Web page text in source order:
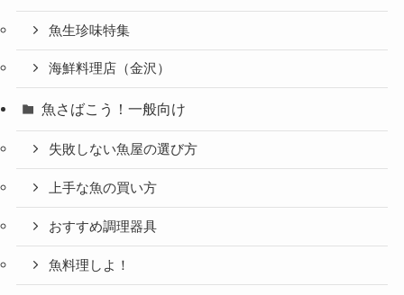
魚生珍味特集
海鮮料理店（金沢）
魚さばこう！一般向け
失敗しない魚屋の選び方
上手な魚の買い方
おすすめ調理器具
魚料理しよ！